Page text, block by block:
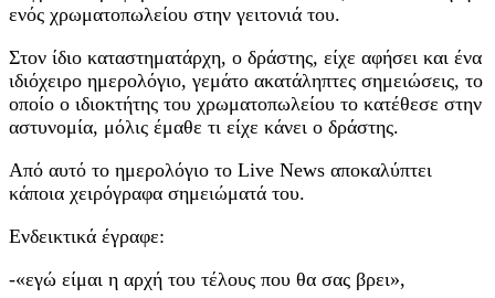
ενός χρωματοπωλείου στην γειτονιά του.
Στον ίδιο καταστηματάρχη, ο δράστης, είχε αφήσει και ένα
ιδιόχειρο ημερολόγιο, γεμάτο ακατάληπτες σημειώσεις, το
οποίο ο ιδιοκτήτης του χρωματοπωλείου το κατέθεσε στην
αστυνομία, μόλις έμαθε τι είχε κάνει ο δράστης.
Από αυτό το ημερολόγιο το Live News αποκαλύπτει
κάποια χειρόγραφα σημειώματά του.
Ενδεικτικά έγραφε:
-«εγώ είμαι η αρχή του τέλους που θα σας βρει»,